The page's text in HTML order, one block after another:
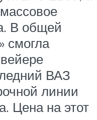
В общей
смогла
ВАЗ
линии
Цена на этот